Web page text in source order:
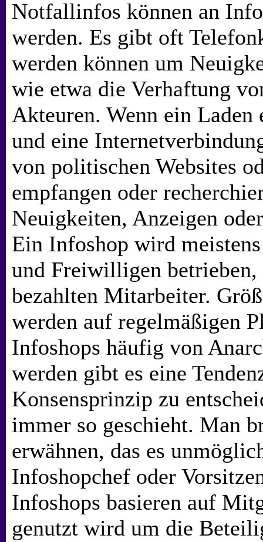
Notfallinfos können an
werden. Es gibt oft
werden können um
wie etwa die Verhaftung
Akteuren. Wenn ein Laden
und eine
von politischen Websites
empfangen oder
Neuigkeiten, Anzeigen
Ein Infoshop wird
und Freiwilligen betrieben,
bezahlten Mitarbeiter.
werden auf regelmäßigen
Infoshops häufig von
werden gibt es eine
Konsensprinzip zu
immer so geschieht. Man
erwähnen, das es
Infoshopchef oder
Infoshops basieren auf
genutzt wird um die